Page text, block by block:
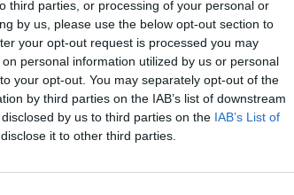
third parties, or processing of your personal or
by us, please use the below opt-out section to
your opt-out request is processed you may
personal information utilized by us or personal
your opt-out. You may separately opt-out of the
by third parties on the IAB’s list of downstream
by us to third parties on the IAB’s List of
it to other third parties.